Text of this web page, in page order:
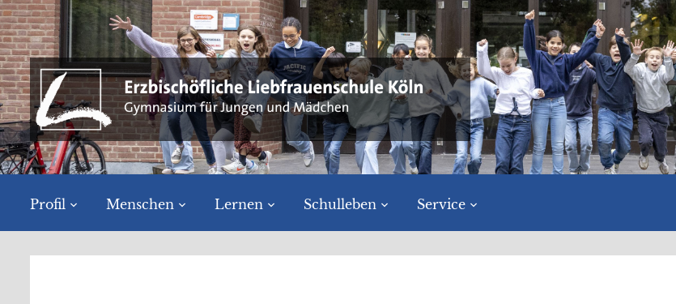
Profil Menschen Lernen Schulleben Service